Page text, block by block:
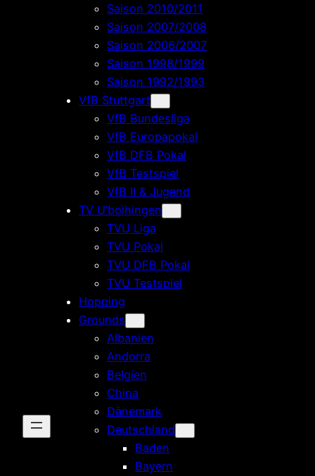
Saison 2010/2011
Saison 2007/2008
Saison 2006/2007
Saison 1998/1999
Saison 1992/1993
VfB Stuttgart
VfB Bundesliga
VfB Europapokal
VfB DFB Pokal
VfB Testspiel
VfB II & Jugend
TV U’boihingen
TVU Liga
TVU Pokal
TVU DFB Pokal
TVU Testspiel
Hopping
Grounds
Albanien
Andorra
Belgien
China
Dänemark
Deutschland
Baden
Bayern